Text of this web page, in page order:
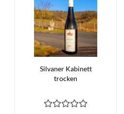
Silvaner Kabinett
trocken